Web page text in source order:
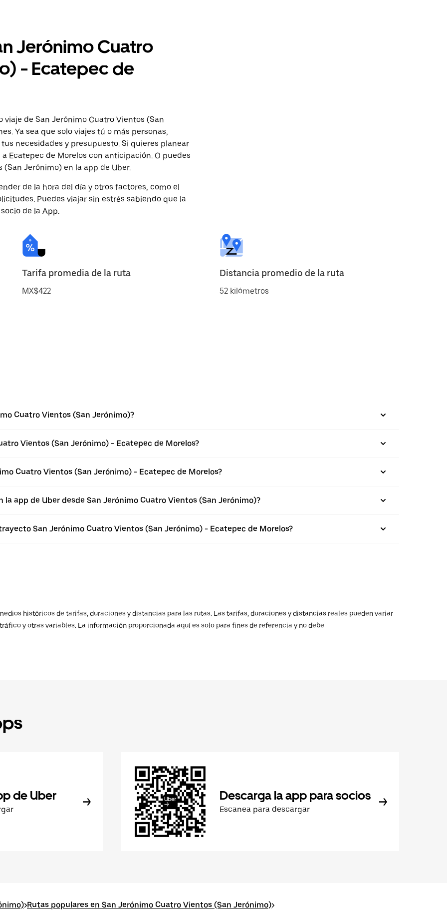
Jerónimo Cuatro
- Ecatepec de
de San Jerónimo Cuatro Vientos (San
Ya sea que solo viajes tú o más personas,
necesidades y presupuesto. Si quieres planear
Ecatepec de Morelos con anticipación. O puedes
Jerónimo) en la app de Uber.
de la hora del día y otros factores, como el
Puedes viajar sin estrés sabiendo que la
de la App.
Tarifa promedia de la ruta
MX$422
Distancia promedio de la ruta
52 kilómetros
Cuatro Vientos (San Jerónimo)?
Vientos (San Jerónimo) - Ecatepec de Morelos?
Cuatro Vientos (San Jerónimo) - Ecatepec de Morelos?
app de Uber desde San Jerónimo Cuatro Vientos (San Jerónimo)?
San Jerónimo Cuatro Vientos (San Jerónimo) - Ecatepec de Morelos?
históricos de tarifas, duraciones y distancias para las rutas. Las tarifas, duraciones y distancias reales pueden variar
y otras variables. La información proporcionada aquí es solo para fines de referencia y no debe
de Uber Descarga la app para socios
Escanea para descargar
>Rutas populares en San Jerónimo Cuatro Vientos (San Jerónimo)>